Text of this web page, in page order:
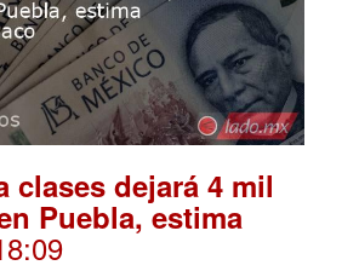
clases dejará 4 mil
Puebla, estima